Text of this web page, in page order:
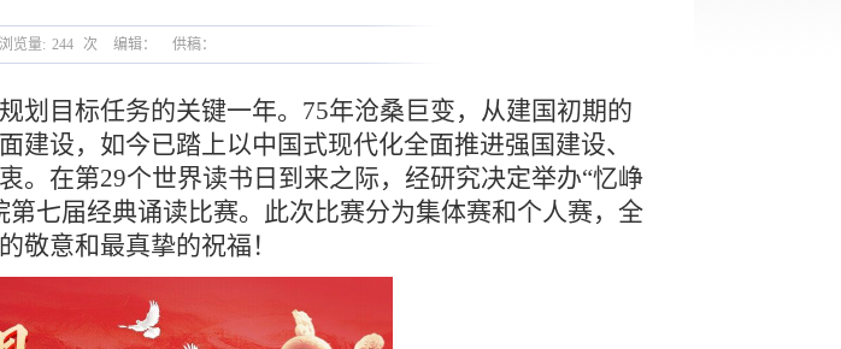
浏览量: 244 次 编辑： 供稿：
目标任务的关键一年。75年沧桑巨变，从建国初期的
设，如今已踏上以中国式现代化全面推进强国建设、
。在第29个世界读书日 到来之际，经研究决定举办“忆峥
第七届经典诵读比赛。此次比赛分为集体赛和个人赛，全
敬意和最真挚的祝福！